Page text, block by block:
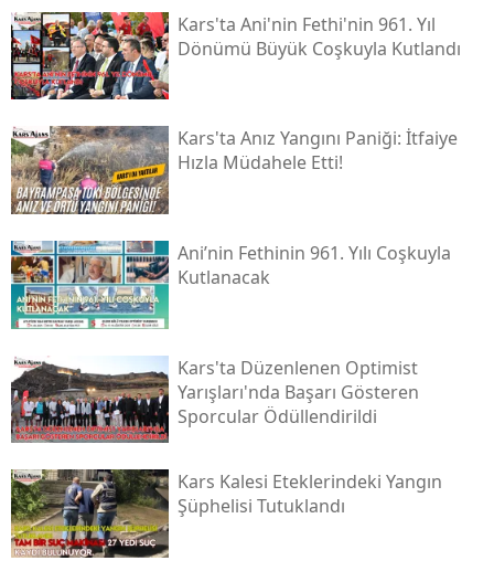
Malatya
Kahramanmaraş
Muş
Ordu
Sakarya
Kars'ta Ani'nin Fethi'nin 961. Yıl
Dönümü Büyük Coşkuyla Kutlandı
Kars'ta Anız Yangını Paniği: İtfaiye
Hızla Müdahele Etti!
Ani’nin Fethinin 961. Yılı Coşkuyla
Kutlanacak
Kars'ta Düzenlenen Optimist
Yarışları'nda Başarı Gösteren
Sporcular Ödüllendirildi
Kars Kalesi Eteklerindeki Yangın
Şüphelisi Tutuklandı